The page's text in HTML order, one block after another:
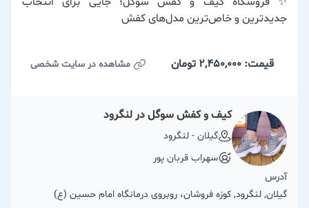
جدیدترین و خاص‌ترین مدل‌های کفش
قیمت: 2,450,000 تومان مشاهده در سایت شخصی
کیف و کفش سوگل در لنگرود
گیلان - لنگرود
سهراب قربان پور
آدرس
گیلان, لنگرود, کوزه فروشان، روبروی درمانگاه امام حسین (ع)